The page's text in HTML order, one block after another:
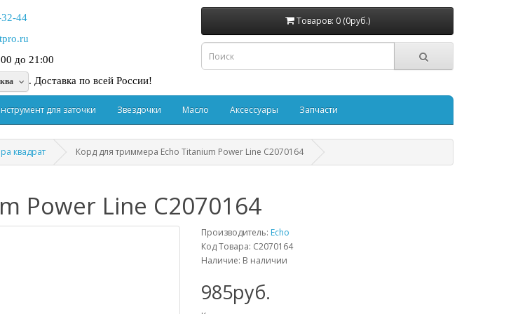
44
до 21:00
. Доставка по всей России!
Товаров: 0 (0руб.)
для заточки Звездочки Масло Аксессуары Запчасти
квадрат Корд для триммера Echo Titanium Power Line C2070164
Power Line C2070164
Производитель: Echo
Код Товара: C2070164
Наличие: В наличии
985руб.